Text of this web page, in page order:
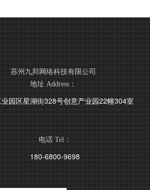
苏州九邦网络科技有限公司
地址 Address：
园区星湖街328号创意产业园22幢304室
电话 Tel：
180-6800-9698